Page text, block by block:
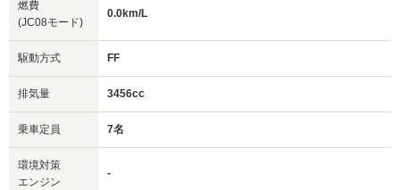
燃費
(JC08モード)
0.0km/L
駆動方式 FF
排気量 3456cc
乗車定員 7名
環境対策
エンジン
-